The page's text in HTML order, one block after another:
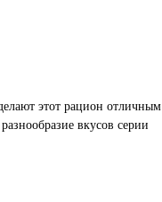
этот рацион отличным
вкусов серии